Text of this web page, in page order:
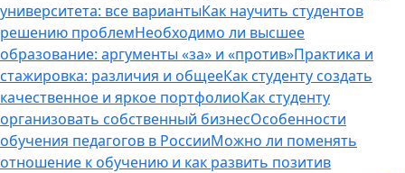
университета: все вариантыКак научить студентов
решению проблемНеобходимо ли высшее
образование: аргументы «за» и «против»Практика и
стажировка: различия и общееКак студенту создать
качественное и яркое портфолиоКак студенту
организовать собственный бизнесОсобенности
обучения педагогов в РоссииМожно ли поменять
отношение к обучению и как развить позитив